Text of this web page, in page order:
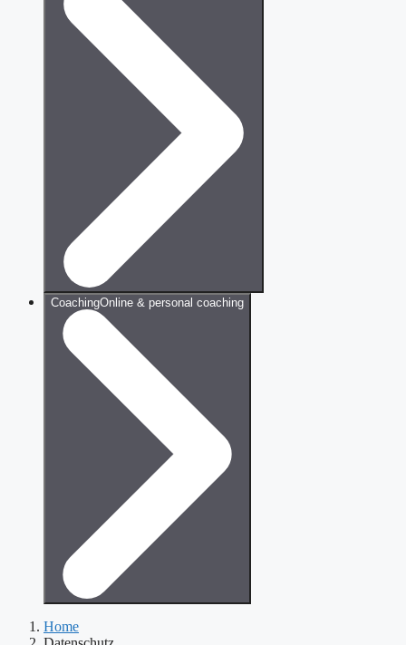
CoachingOnline & personal coaching
Home